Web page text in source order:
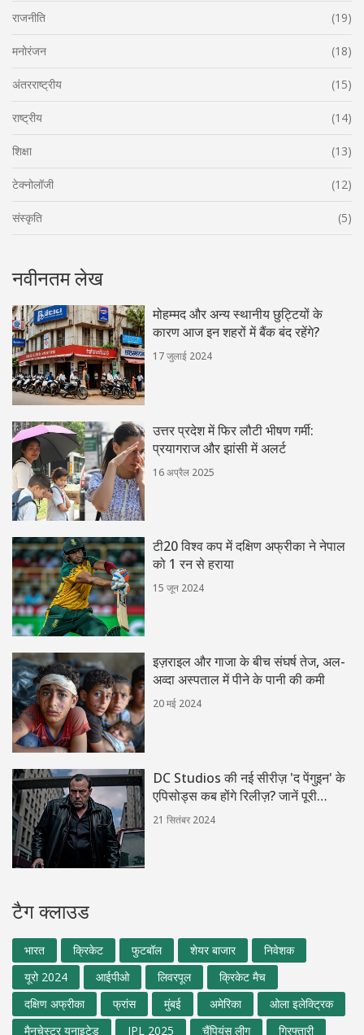
राजनीति (19)
मनोरंजन (18)
अंतरराष्ट्रीय (15)
राष्ट्रीय (14)
शिक्षा (13)
टेक्नोलॉजी (12)
संस्कृति (5)
नवीनतम लेख
मोहम्मद और अन्य स्थानीय छुट्टियों के
कारण आज इन शहरों में बैंक बंद रहेंगे?
17 जुलाई 2024
उत्तर प्रदेश में फिर लौटी भीषण गर्मी:
प्रयागराज और झांसी में अलर्ट
16 अप्रैल 2025
टी20 विश्व कप में दक्षिण अफ्रीका ने नेपाल
को 1 रन से हराया
15 जून 2024
इज़राइल और गाजा के बीच संघर्ष तेज, अल-
अव्दा अस्पताल में पीने के पानी की कमी
20 मई 2024
DC Studios की नई सीरीज़ 'द पेंगुइन' के
एपिसोड्स कब होंगे रिलीज़? जानें पूरी
शेड्यूल की जानकारी
21 सितंबर 2024
टैग क्लाउड
भारत क्रिकेट फुटबॉल शेयर बाजार
निवेशक
यूरो 2024
आईपीओ लिवरपूल
क्रिकेट मैच
दक्षिण अफ्रीका
फ्रांस मुंबई अमेरिका
ओला इलेक्ट्रिक
मैनचेस्टर यूनाइटेड
IPL 2025 चैंपियंस लीग गिरफ्तारी